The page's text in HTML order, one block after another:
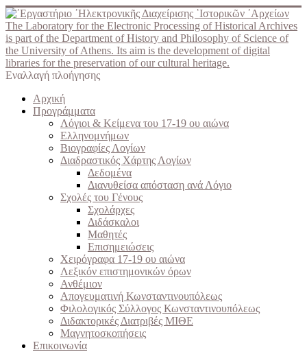
The Laboratory for the Electronic Processing of Historical Archives
is part of the Department of History and Philosophy of Science of
the University of Athens. Its aim is the development of digital
libraries for the preservation of our cultural heritage.
Εναλλαγή πλοήγησης
Αρχική
Προγράμματα
Λόγιοι & Κείμενα του 17-19 ου αιώνα
Ελληνομνήμων
Βιογραφίες Λογίων
Διαδραστικός Χάρτης Λογίων
Δεδομένα
Διανυθείσα απόσταση ανά Λόγιο
Σχολές του Γένους
Σχολάρχες
Διδάσκαλοι
Μαθητές
Επισημειώσεις
Χειρόγραφα 17-19 ου αιώνα
Λεξικόν επιστημονικών όρων
Ανθέμιον
Απογευματινή Κωνσταντινουπόλεως
Φιλολογικός Σύλλογος Κωνσταντινουπόλεως
Διδακτορικές Διατριβές ΜΙΘΕ
Μαγνητοσκοπήσεις
Επικοινωνία